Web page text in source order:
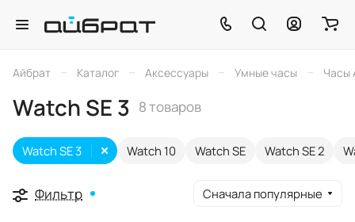
Айбрат – Каталог – Аксессуары – Умные часы – Часы
Watch SE 3 8 товаров
Watch 10 Watch SE Watch SE 2
Watch SE 3
Фильтр Сначала популярные